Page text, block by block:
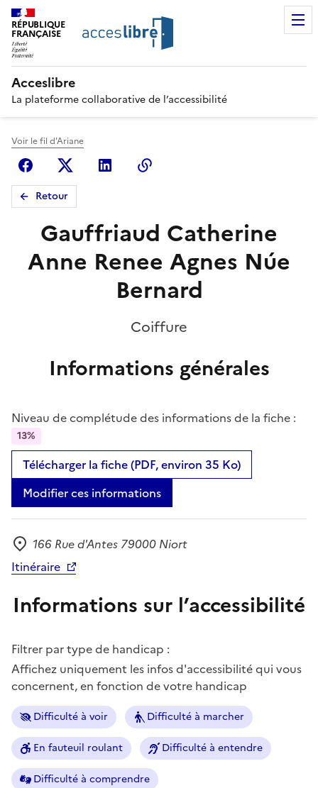
RÉPUBLIQUE
FRANÇAISE
Acceslibre
La plateforme collaborative de l’accessibilité
Voir le fil d'Ariane
FacebookX (anciennement Twitter)
Linkedin
Retour
Gauffriaud Catherine
Anne Renee Agnes Núe
Bernard
Coiffure
Informations générales
Niveau de complétude des informations de la fiche :
13%
Télécharger la fiche (PDF, environ 35 Ko)
Modifier ces informations
Adresse
166 Rue d'Antes 79000 Niort
Itinéraire
Informations sur l’accessibilité
Filtrer par type de handicap :
Affichez uniquement les infos d'accessibilité qui vous
concernent, en fonction de votre handicap
Difficulté à voir Difficulté à marcher
En fauteuil roulant Difficulté à entendre
Difficulté à comprendre